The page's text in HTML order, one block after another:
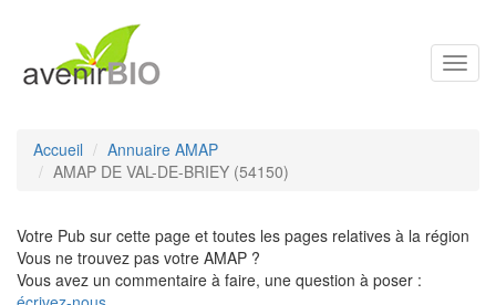
Accueil
Annuaire AMAP
AMAP DE VAL-DE-BRIEY (54150)
Votre Pub sur cette page et toutes les pages relatives à la région
Vous ne trouvez pas votre AMAP ?
Vous avez un commentaire à faire, une question à poser :